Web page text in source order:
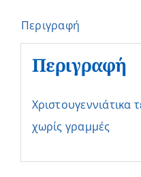
Περιγραφή
Περιγραφή
Χριστουγεννιάτικα
χωρίς γραμμές